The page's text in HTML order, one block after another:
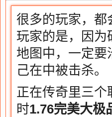
很多的玩家，
玩家的是，因
地图中，一定
己在中被击杀。
正在传奇里三个
时1.76完美大极